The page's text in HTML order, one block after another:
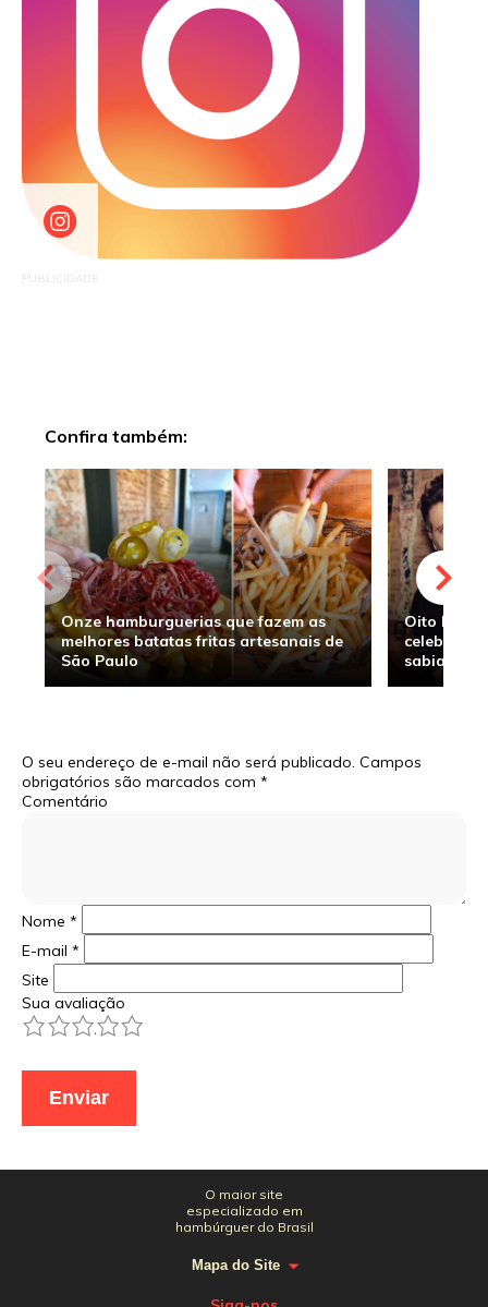
PUBLICIDADE
Confira também:
Onze hamburguerias que fazem as
melhores batatas fritas artesanais de
São Paulo
Oito
sabia
O seu endereço de e-mail não será publicado. Campos
obrigatórios são marcados com *
Comentário
Nome *
E-mail *
Site
Sua avaliação
5
4
3
2
O maior site
especializado em
hambúrguer do Brasil
Mapa do Site